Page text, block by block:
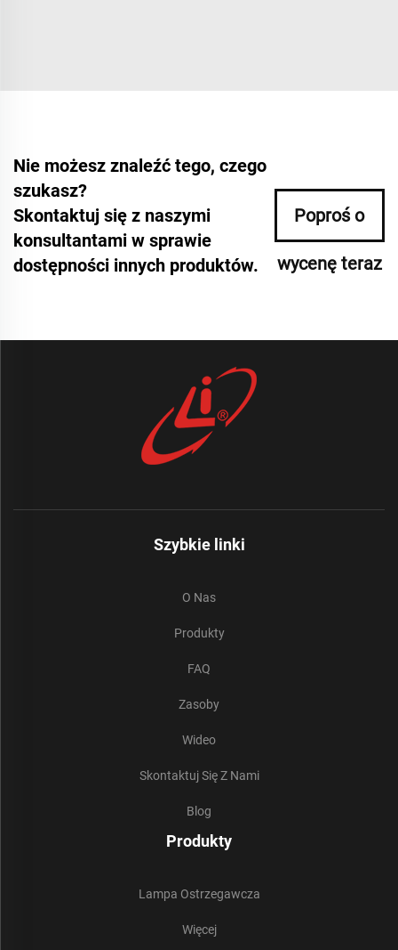
Nie możesz znaleźć tego, czego
szukasz?
Skontaktuj się z naszymi
konsultantami w sprawie
dostępności innych produktów.
Poproś o
wycenę teraz
Szybkie linki
O Nas
Produkty
FAQ
Zasoby
Wideo
Skontaktuj Się Z Nami
Blog
Produkty
Lampa Ostrzegawcza
Więcej